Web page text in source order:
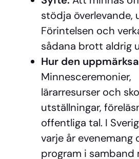
stödja överlevande,
Förintelsen och
sådana brott aldrig
Hur den
Minnesceremonier,
lärarresurser och
utställningar,
offentliga tal. I
varje år evenemang
program i samband